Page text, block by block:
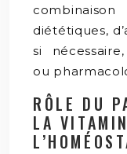
diététiques,
si
ou
RÔLE DU
LA